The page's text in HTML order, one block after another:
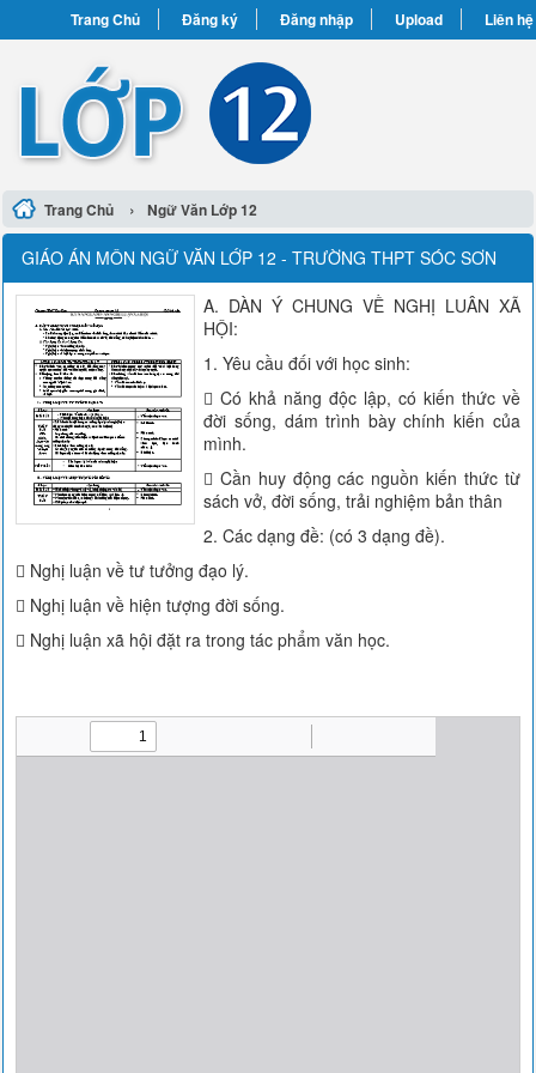
Trang Chủ Đăng ký Đăng nhập Upload Liên hệ
Trang Chủ › Ngữ Văn Lớp 12
GIÁO ÁN MÔN NGỮ VĂN LỚP 12 - TRƯỜNG THPT SÓC SƠN
A. DÀN Ý CHUNG VỀ NGHỊ LUÂN XÃ
HỘI:
1. Yêu cầu đối với học sinh:
 Có khả năng độc lập, có kiến thức về
đời sống, dám trình bày chính kiến của
mình.
 Cần huy động các nguồn kiến thức từ
sách vở, đời sống, trải nghiệm bản thân
2. Các dạng đề: (có 3 dạng đề).
 Nghị luận về tư tưởng đạo lý.
 Nghị luận về hiện tượng đời sống.
 Nghị luận xã hội đặt ra trong tác phẩm văn học.